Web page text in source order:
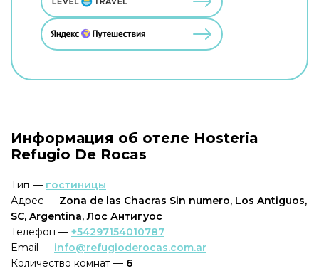
Информация об отеле Hosteria
Refugio De Rocas
Тип — гостиницы
Адрес — Zona de las Chacras Sin numero, Los Antiguos,
SC, Argentina, Лос Антигуос
Телефон — +54297154010787
Email — info@refugioderocas.com.ar
Количество комнат — 6